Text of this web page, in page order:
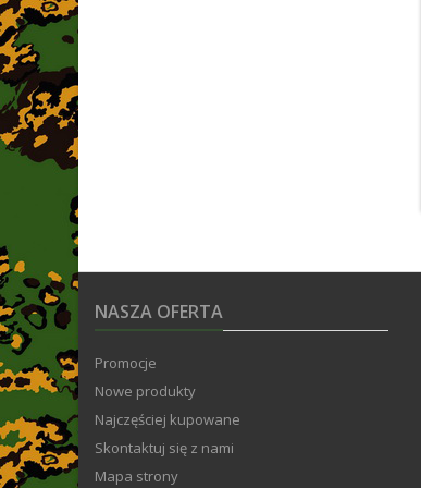
NASZA OFERTA
Promocje
Nowe produkty
Najczęściej kupowane
Skontaktuj się z nami
Mapa strony